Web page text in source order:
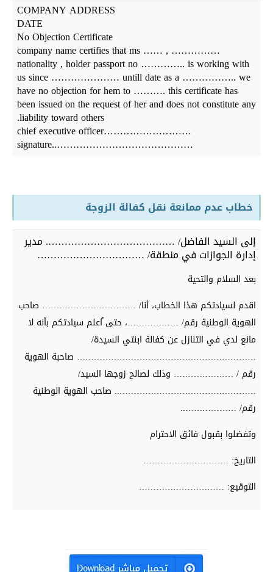
COMPANY ADDRESS
DATE
No Objection Certificate
company name certifies that ms …… , ……………
nationality , holder passport no ………….. is working with
us since ………………… untill date as a …………….. we
have no objection for hem to ………. this certificate has
been issued on the request of her and does not constitute any
liability toward others.
………………………chief executive officer
……………………………………..signature
خطاب عدم ممانعة نقل كفالة الزوجة
إلى السيد الفاضل/ …………………………………. مدير
إدارة الجوازات في منطقة/ ……………………………
بعد السلام والتحية
اقدم لسيادتكم هذا الخطاب، أنا/ …………………………… صاحب
الهوية الوطنية رقم/ ………………، حتى ُاعلم سيادتكم بأنه لا
مانع لدي في التنازل عن كفالة ابنتي السيدة/
……………………………………………………… صاحبة الهوية
رقم / ………………… وذلك لصالح زوجها السيد/
………………………………………….. صاحب الهوية الوطنية
رقم/ ………………..
وتفضلوا بقبول فائق الاحترام
التاريخ: …………………………
التوقيع: …………………………